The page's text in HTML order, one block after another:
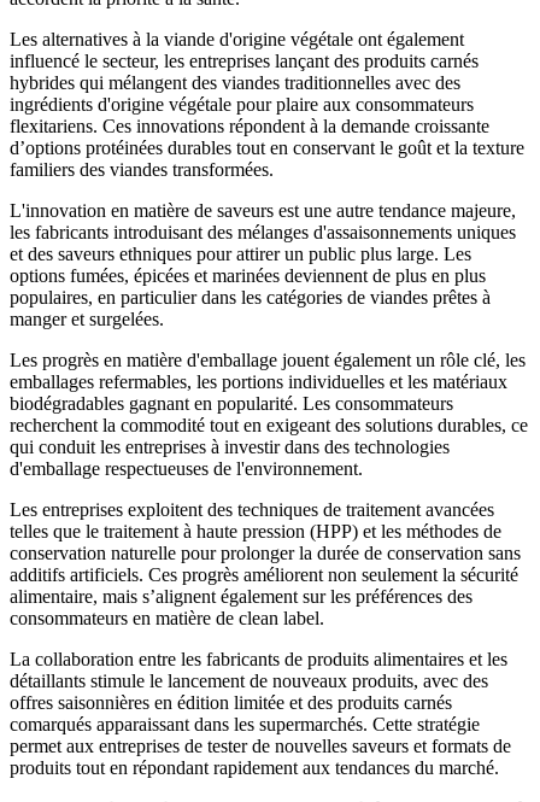
Les alternatives à la viande d'origine végétale ont également
influencé le secteur, les entreprises lançant des produits carnés
hybrides qui mélangent des viandes traditionnelles avec des
ingrédients d'origine végétale pour plaire aux consommateurs
flexitariens. Ces innovations répondent à la demande croissante
d’options protéinées durables tout en conservant le goût et la texture
familiers des viandes transformées.
L'innovation en matière de saveurs est une autre tendance majeure,
les fabricants introduisant des mélanges d'assaisonnements uniques
et des saveurs ethniques pour attirer un public plus large. Les
options fumées, épicées et marinées deviennent de plus en plus
populaires, en particulier dans les catégories de viandes prêtes à
manger et surgelées.
Les progrès en matière d'emballage jouent également un rôle clé, les
emballages refermables, les portions individuelles et les matériaux
biodégradables gagnant en popularité. Les consommateurs
recherchent la commodité tout en exigeant des solutions durables, ce
qui conduit les entreprises à investir dans des technologies
d'emballage respectueuses de l'environnement.
Les entreprises exploitent des techniques de traitement avancées
telles que le traitement à haute pression (HPP) et les méthodes de
conservation naturelle pour prolonger la durée de conservation sans
additifs artificiels. Ces progrès améliorent non seulement la sécurité
alimentaire, mais s’alignent également sur les préférences des
consommateurs en matière de clean label.
La collaboration entre les fabricants de produits alimentaires et les
détaillants stimule le lancement de nouveaux produits, avec des
offres saisonnières en édition limitée et des produits carnés
comarqués apparaissant dans les supermarchés. Cette stratégie
permet aux entreprises de tester de nouvelles saveurs et formats de
produits tout en répondant rapidement aux tendances du marché.